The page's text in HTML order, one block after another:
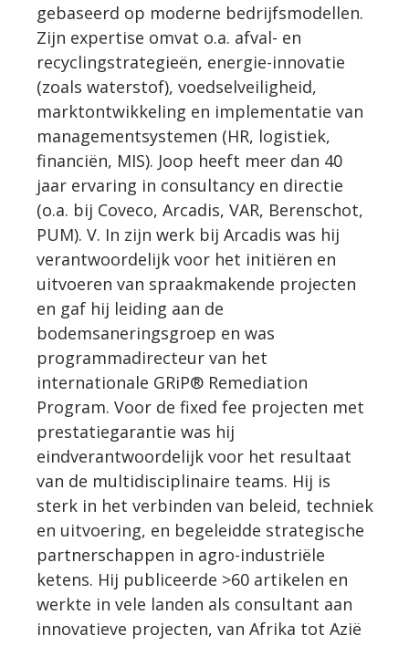
gebaseerd op moderne bedrijfsmodellen.
Zijn expertise omvat o.a. afval- en
recyclingstrategieën, energie-innovatie
(zoals waterstof), voedselveiligheid,
marktontwikkeling en implementatie van
managementsystemen (HR, logistiek,
financiën, MIS). Joop heeft meer dan 40
jaar ervaring in consultancy en directie
(o.a. bij Coveco, Arcadis, VAR, Berenschot,
PUM). V. In zijn werk bij Arcadis was hij
verantwoordelijk voor het initiëren en
uitvoeren van spraakmakende projecten
en gaf hij leiding aan de
bodemsaneringsgroep en was
programmadirecteur van het
internationale GRiP® Remediation
Program. Voor de fixed fee projecten met
prestatiegarantie was hij
eindverantwoordelijk voor het resultaat
van de multidisciplinaire teams. Hij is
sterk in het verbinden van beleid, techniek
en uitvoering, en begeleidde strategische
partnerschappen in agro-industriële
ketens. Hij publiceerde >60 artikelen en
werkte in vele landen als consultant aan
innovatieve projecten, van Afrika tot Azië